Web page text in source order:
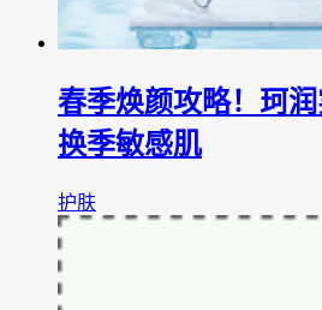
春季焕颜攻略！珂
换季敏感肌‌
护肤